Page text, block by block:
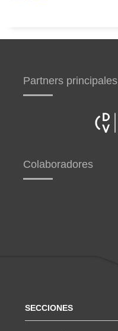
Partners principales
Colaboradores
SECCIONES